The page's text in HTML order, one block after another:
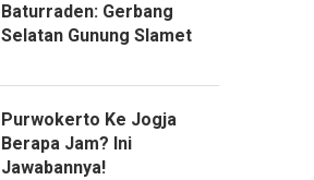
Baturraden: Gerbang
Selatan Gunung Slamet
Purwokerto Ke Jogja
Berapa Jam? Ini
Jawabannya!